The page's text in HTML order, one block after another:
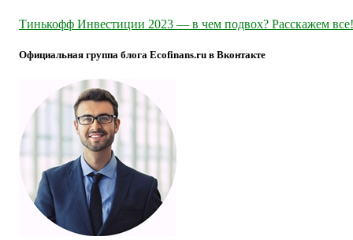
Тинькофф Инвестиции 2023 — в чем подвох? Расскажем все!
Официальная группа блога Ecofinans.ru в Вконтакте